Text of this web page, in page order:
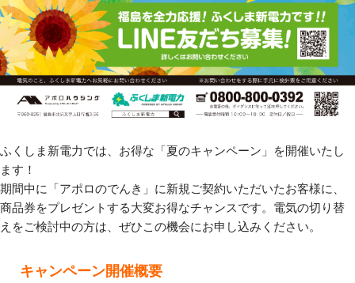
ふくしま新電力では、お得な「夏のキャンペーン」を開催いたし
ます！
期間中に「アポロのでんき」に新規ご契約いただいたお客様に、
商品券をプレゼントする大変お得なチャンスです。電気の切り替
えをご検討中の方は、ぜひこの機会にお申し込みください。
キャンペーン開催概要